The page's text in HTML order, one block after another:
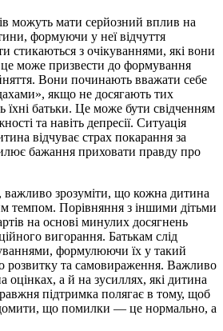
можуть мати серйозний вплив на
формуючи у неї відчуття
стикаються з очікуваннями, які вони
це може призвести до формування
Вони починають вважати себе
якщо не досягають тих
їхні батьки. Це може бути свідченням
та навіть депресії. Ситуація
відчуває страх покарання за
бажання приховати правду про
зрозуміти, що кожна дитина
темпом. Порівняння з іншими дітьми
на основі минулих досягнень
вигорання. Батькам слід
формулюючи їх у такий
розвитку та самовираження. Важливо
оцінках, а й на зусиллях, які дитина
підтримка полягає в тому, щоб
що помилки — це нормально, а